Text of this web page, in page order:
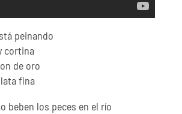
peinando
cortina
de oro
fina
beben los peces en el río